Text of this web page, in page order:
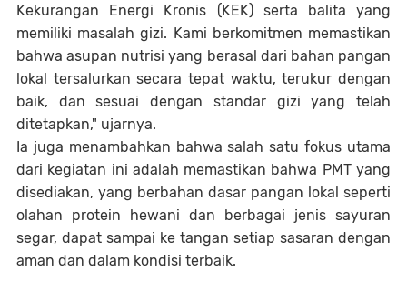
Kekurangan Energi Kronis (KEK) serta balita yang
memiliki masalah gizi. Kami berkomitmen memastikan
bahwa asupan nutrisi yang berasal dari bahan pangan
lokal tersalurkan secara tepat waktu, terukur dengan
baik, dan sesuai dengan standar gizi yang telah
ditetapkan," ujarnya.
Ia juga menambahkan bahwa salah satu fokus utama
dari kegiatan ini adalah memastikan bahwa PMT yang
disediakan, yang berbahan dasar pangan lokal seperti
olahan protein hewani dan berbagai jenis sayuran
segar, dapat sampai ke tangan setiap sasaran dengan
aman dan dalam kondisi terbaik.